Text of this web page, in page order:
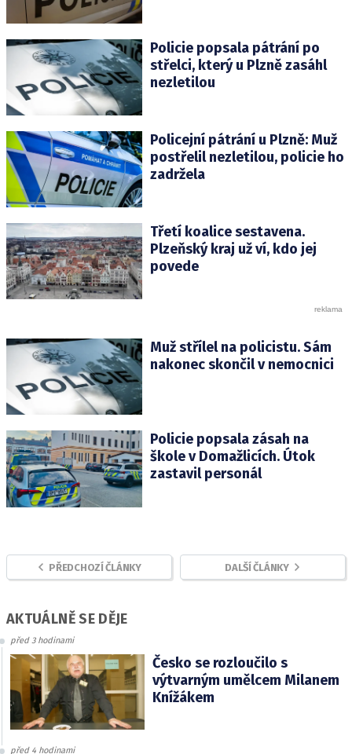
Policie popsala pátrání po
střelci, který u Plzně zasáhl
nezletilou
Policejní pátrání u Plzně: Muž
postřelil nezletilou, policie ho
zadržela
Třetí koalice sestavena.
Plzeňský kraj už ví, kdo jej
povede
Muž střílel na policistu. Sám
nakonec skončil v nemocnici
Policie popsala zásah na
škole v Domažlicích. Útok
zastavil personál
PŘEDCHOZÍ ČLÁNKY DALŠÍ ČLÁNKY
AKTUÁLNĚ SE DĚJE
před 3 hodinami
Česko se rozloučilo s
výtvarným umělcem Milanem
Knížákem
před 4 hodinami